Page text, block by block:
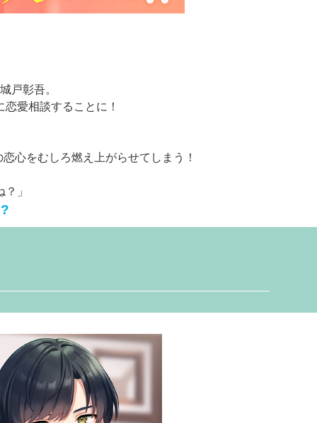
戸彰吾。
愛相談することに！
心をむしろ燃え上がらせてしまう！
」